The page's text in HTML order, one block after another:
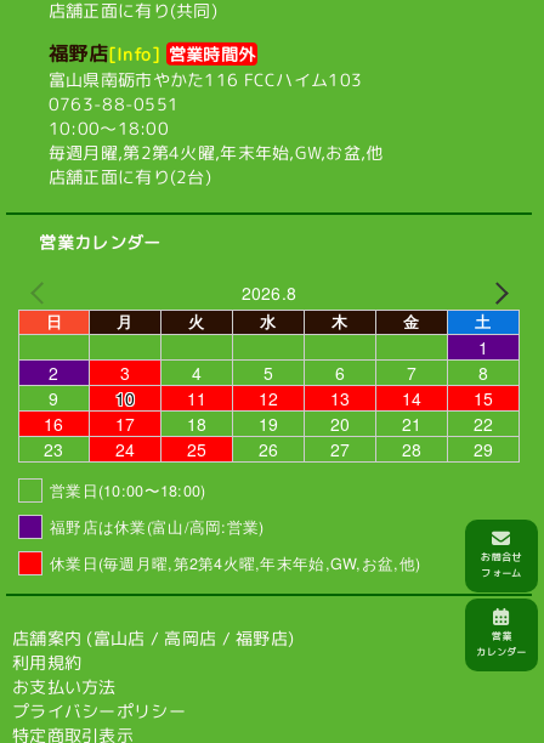
店舗正面に有り(共同)
福野店[Info] 営業時間外
富山県南砺市やかた116 FCCハイム103
0763-88-0551
10:00〜18:00
毎週月曜,第2第4火曜,年末年始,GW,お盆,他
店舗正面に有り(2台)
営業カレンダー
2026.8
日 月 火 水 木 金 土
1
2
3 4 5 6 7
8
9
10 11 12 13 14
15
16
17 18 19 20 21
22
23
24 25 26 27 28 29
営業日(10:00〜18:00)
福野店は休業(富山/高岡:営業)
休業日(毎週月曜,第2第4火曜,年末年始,GW,お盆,他)
店舗案内 (富山店 / 高岡店 /福野店)
利用規約
お支払い方法
プライバシーポリシー
特定商取引表示